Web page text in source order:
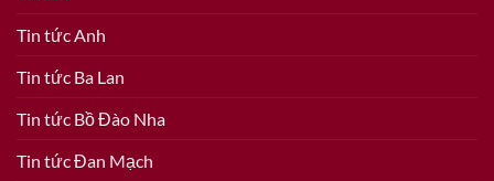
Tin tức Anh
Tin tức Ba Lan
Tin tức Bồ Đào Nha
Tin tức Đan Mạch